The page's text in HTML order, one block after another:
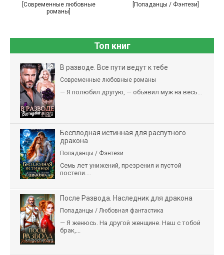
[Современные любовные
романы]
[Попаданцы / Фэнтези]
Топ книг
В разводе. Все пути ведут к тебе
Современные любовные романы
— Я полюбил другую, — объявил муж на весь...
Бесплодная истинная для распутного
дракона
Попаданцы / Фэнтези
Семь лет унижений, презрения и пустой
постели....
После Развода. Наследник для дракона
Попаданцы / Любовная фантастика
— Я женюсь. На другой женщине. Наш с тобой
брак,...